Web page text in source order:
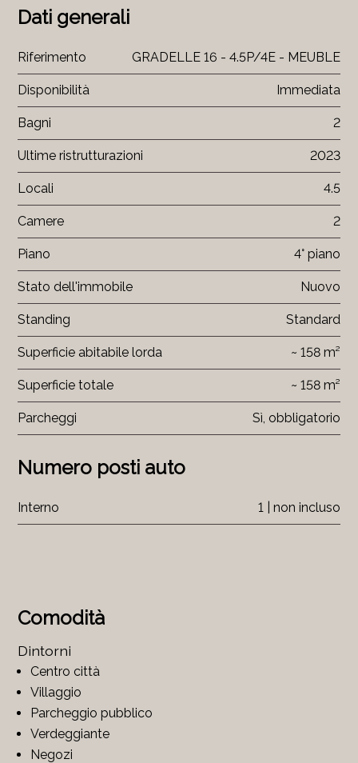
Comodità
Dintorni
Centro città
Villaggio
Parcheggio pubblico
Verdeggiante
Negozi
Dati generali
Riferimento GRADELLE 16 - 4.5P/4E - MEUBLE
Disponibilità Immediata
Bagni 2
Ultime ristrutturazioni 2023
Locali 4.5
Camere 2
Piano 4° piano
Stato dell'immobile Nuovo
Standing Standard
Superficie abitabile lorda ~ 158 m²
Superficie totale ~ 158 m²
Parcheggi Sì, obbligatorio
Numero posti auto
Interno 1 | non incluso